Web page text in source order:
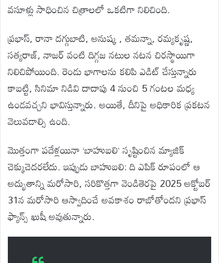
వసూళ్లు సాధించిన చిత్రాలలో ఒకటిగా నిలిచింది.
ప్రభాస్, రానా దగ్గుబాటి, అనుష్క , తమన్నా, రమ్యకృష్ణ,
సత్యరాజ్, నాజర్ వంటి దిగ్గజ నటుల నటన చిరస్థాయిగా
నిలిచిపోయింది. రెండు భాగాలను కలిపి ఎడిట్ చేస్తున్నారు
కాబట్టి, సినిమా నిడివి దాదాపు 4 నుంచి 5 గంటల మధ్య
ఉండవచ్చని భావిస్తున్నారు. అయితే, దీనిపై అధికారిక ప్రకటన
వెలువడాల్సి ఉంది.
మొత్తంగా పదేళ్లయినా ‘బాహుబలి’ సృష్టించిన మ్యాజిక్
చెక్కుచెదరలేదు. ఇప్పుడు బాహుబలి: ది ఎపిక్ రూపంలో ఆ
అద్భుతాన్ని మరోసారి, సరికొత్తగా వెండితెరపై 2025అక్టోబర్
31న మరోసారి ఆస్వాదించే అవకాశం రాబోతోందని ప్రభాస్
ఫ్యాన్స్ ఖుషీ అవుతున్నారు.